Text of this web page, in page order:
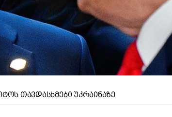
ᲗᲐᲕᲓᲐᲡᲮᲛᲔᲑᲘ ᲣᲙᲠᲐᲘᲜᲐᲖᲔ